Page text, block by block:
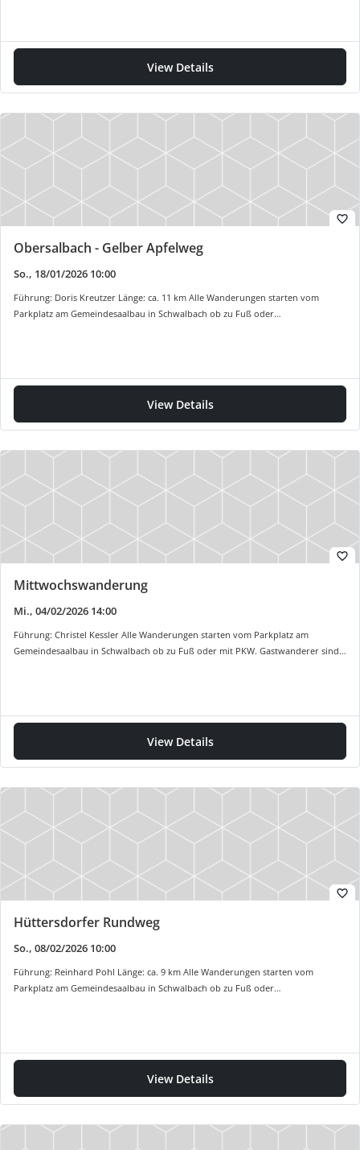
Links
View Details
favorite_border
Obersalbach - Gelber Apfelweg
So., 18/01/2026 10:00
Führung: Doris Kreutzer Länge: ca. 11 km Alle Wanderungen starten vom
Parkplatz am Gemeindesaalbau in Schwalbach ob zu Fuß oder…
View Details
favorite_border
Mittwochswanderung
Mi., 04/02/2026 14:00
Führung: Christel Kessler Alle Wanderungen starten vom Parkplatz am
Gemeindesaalbau in Schwalbach ob zu Fuß oder mit PKW. Gastwanderer sind…
View Details
favorite_border
Hüttersdorfer Rundweg
So., 08/02/2026 10:00
Führung: Reinhard Pohl Länge: ca. 9 km Alle Wanderungen starten vom
Parkplatz am Gemeindesaalbau in Schwalbach ob zu Fuß oder…
View Details